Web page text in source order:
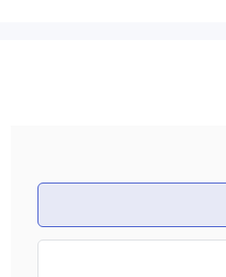
بالإضافة إلى ذلك، يتم استخدام
المتداولين بمنصة التداول
. كلما انخفض الانتشار، زادت